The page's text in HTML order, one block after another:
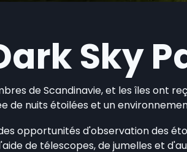
Sky
de Scandinavie, et les îles ont
de nuits étoilées et un
opportunités d'observation des
de télescopes, de jumelles et